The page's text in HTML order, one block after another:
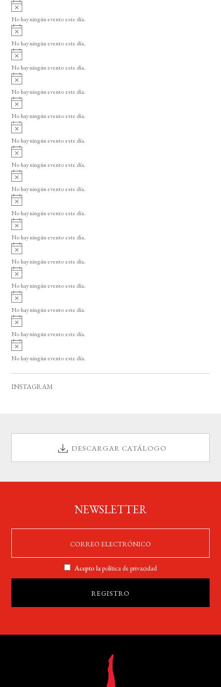
o
A
v
i
o
No hay ningún evento este día.
A
v
i
o
No hay ningún evento este día.
A
v
i
o
No hay ningún evento este día.
A
v
i
o
No hay ningún evento este día.
A
v
i
o
No hay ningún evento este día.
A
v
i
o
No hay ningún evento este día.
A
v
i
o
No hay ningún evento este día.
A
v
i
o
No hay ningún evento este día.
A
v
i
o
No hay ningún evento este día.
A
v
i
o
No hay ningún evento este día.
A
v
i
o
No hay ningún evento este día.
A
v
i
o
No hay ningún evento este día.
A
v
i
o
No hay ningún evento este día.
A
v
i
o
No hay ningún evento este día.
A
v
i
s
No hay ningún evento este día.
INSTAGRAM
DESCARGAR CATÁLOGO
NEWSLETTER
Acepto lapolítica de privacidad